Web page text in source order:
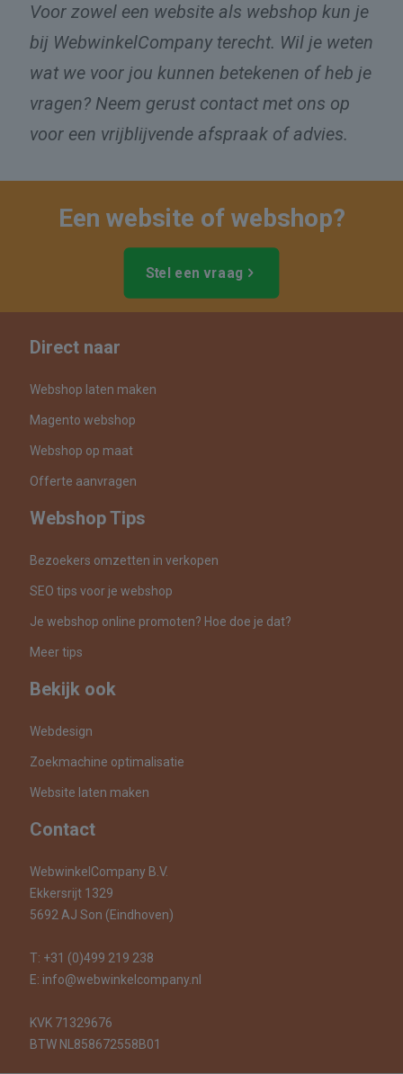
Voor zowel een website als webshop kun je
bij WebwinkelCompany terecht. Wil je weten
wat we voor jou kunnen betekenen of heb je
vragen? Neem gerust contact met ons op
voor een vrijblijvende afspraak of advies.
Een website of webshop?
Stel een vraag
Direct naar
Webshop laten maken
Magento webshop
Webshop op maat
Offerte aanvragen
Webshop Tips
Bezoekers omzetten in verkopen
SEO tips voor je webshop
Je webshop online promoten? Hoe doe je dat?
Meer tips
Bekijk ook
Webdesign
Zoekmachine optimalisatie
Website laten maken
Contact
WebwinkelCompany B.V.
Ekkersrijt 1329
5692 AJ Son (Eindhoven)
T: +31 (0)499 219 238
E: info@webwinkelcompany.nl
KVK 71329676
BTW NL858672558B01